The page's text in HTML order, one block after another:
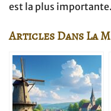
est la plus importante.
Articles Dans La